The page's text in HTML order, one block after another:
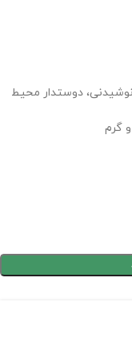
نوشیدنی، دوستدار محیط
گرم